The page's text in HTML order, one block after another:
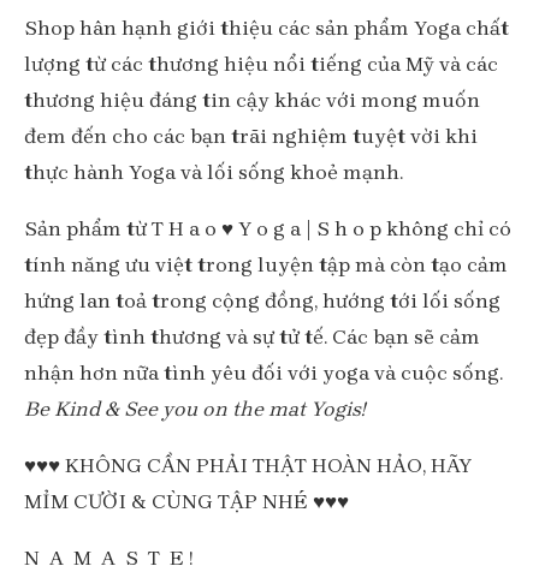
Shop hân hạnh giới thiệu các sản phẩm Yoga chất
lượng từ các thương hiệu nổi tiếng của Mỹ và các
thương hiệu đáng tin cậy khác với mong muốn
đem đến cho các bạn trãi nghiệm tuyệt vời khi
thực hành Yoga và lối sống khoẻ mạnh.
Sản phẩm từ T H a o ♥ Y o g a | S h o p không chỉ có
tính năng ưu việt trong luyện tập mà còn tạo cảm
hứng lan toả trong cộng đồng, hướng tới lối sống
đẹp đầy tình thương và sự tử tế. Các bạn sẽ cảm
nhận hơn nữa tình yêu đối với yoga và cuộc sống.
Be Kind & See you on the mat Yogis!
♥♥♥ KHÔNG CẦN PHẢI THẬT HOÀN HẢO, HÃY
MỈM CƯỜI & CÙNG TẬP NHÉ ♥♥♥
N A M A S T E !